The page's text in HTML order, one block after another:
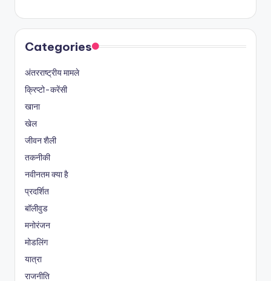
Categories
अंतरराष्ट्रीय मामले
क्रिप्टो-करेंसी
खाना
खेल
जीवन शैली
तकनीकी
नवीनतम क्या है
प्रदर्शित
बॉलीवुड
मनोरंजन
मोडलिंग
यात्रा
राजनीति